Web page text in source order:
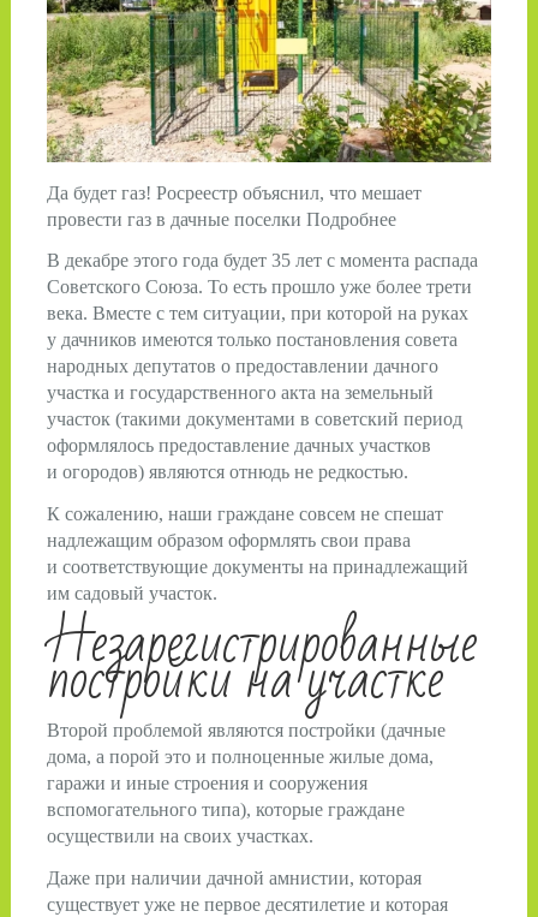
Да будет газ! Росреестр объяснил, что мешает
провести газ в дачные поселки Подробнее
В декабре этого года будет 35 лет с момента распада
Советского Союза. То есть прошло уже более трети
века. Вместе с тем ситуации, при которой на руках
у дачников имеются только постановления совета
народных депутатов о предоставлении дачного
участка и государственного акта на земельный
участок (такими документами в советский период
оформлялось предоставление дачных участков
и огородов) являются отнюдь не редкостью.
К сожалению, наши граждане совсем не спешат
надлежащим образом оформлять свои права
и соответствующие документы на принадлежащий
им садовый участок.
Незарегистрированные
постройки на участке
Второй проблемой являются постройки (дачные
дома, а порой это и полноценные жилые дома,
гаражи и иные строения и сооружения
вспомогательного типа), которые граждане
осуществили на своих участках.
Даже при наличии дачной амнистии, которая
существует уже не первое десятилетие и которая